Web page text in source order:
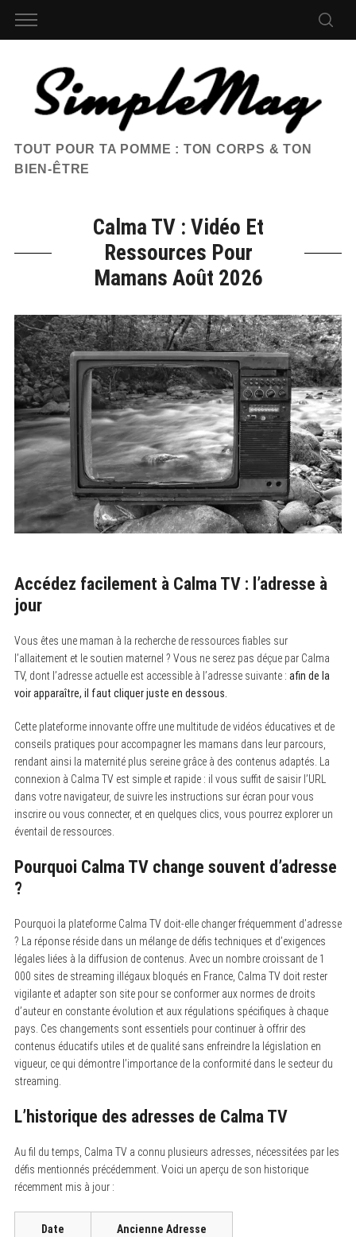
TOUT POUR TA POMME : TON CORPS & TON
BIEN-ÊTRE
Calma TV : Vidéo Et
Ressources Pour
Mamans Août 2026
Accédez facilement à Calma TV : l’adresse à
jour
Vous êtes une maman à la recherche de ressources fiables sur
l’allaitement et le soutien maternel ? Vous ne serez pas déçue par Calma
TV, dont l’adresse actuelle est accessible à l’adresse suivante : afin de la
voir apparaître, il faut cliquer juste en dessous.
Cette plateforme innovante offre une multitude de vidéos éducatives et de
conseils pratiques pour accompagner les mamans dans leur parcours,
rendant ainsi la maternité plus sereine grâce à des contenus adaptés. La
connexion à Calma TV est simple et rapide : il vous suffit de saisir l’URL
dans votre navigateur, de suivre les instructions sur écran pour vous
inscrire ou vous connecter, et en quelques clics, vous pourrez explorer un
éventail de ressources.
Pourquoi Calma TV change souvent d’adresse
?
Pourquoi la plateforme Calma TV doit-elle changer fréquemment d’adresse
? La réponse réside dans un mélange de défis techniques et d’exigences
légales liées à la diffusion de contenus. Avec un nombre croissant de 1
000 sites de streaming illégaux bloqués en France, Calma TV doit rester
vigilante et adapter son site pour se conformer aux normes de droits
d’auteur en constante évolution et aux régulations spécifiques à chaque
pays. Ces changements sont essentiels pour continuer à offrir des
contenus éducatifs utiles et de qualité sans enfreindre la législation en
vigueur, ce qui démontre l’importance de la conformité dans le secteur du
streaming.
L’historique des adresses de Calma TV
Au fil du temps, Calma TV a connu plusieurs adresses, nécessitées par les
défis mentionnés précédemment. Voici un aperçu de son historique
récemment mis à jour :
Date Ancienne Adresse